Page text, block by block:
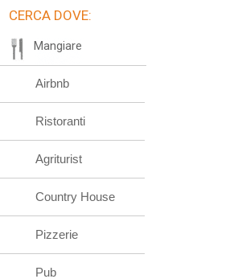
CERCA DOVE:
Mangiare
Airbnb
Ristoranti
Agriturist
Country House
Pizzerie
Pub